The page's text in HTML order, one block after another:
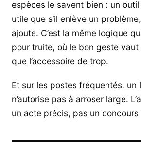
espèces le savent bien : un outil
utile que s’il enlève un
ajoute. C’est la même logique
pour truite, où le bon geste
que l’accessoire de trop.
Et sur les postes fréquentés, un
n’autorise pas à arroser large.
un acte précis, pas un concours